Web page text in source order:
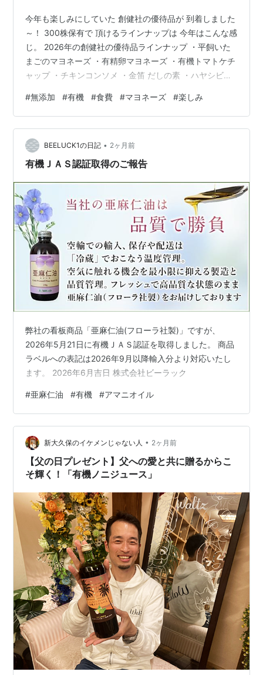
今年も楽しみにしていた 創健社の優待品が 到着しました
～！ 300株保有で 頂けるラインナップは 今年はこんな感
じ。 2026年の創健社の優待品ラインナップ ・平飼いた
まごのマヨネーズ ・有精卵マヨネーズ ・有機トマトケチ
ャップ ・チキンコンソメ ・金笛 だしの素 ・ハヤシビー
とまらーめん ・しそもみじ ・えごまドレッシング ・さ
ば缶 ・福神漬け ・揚げ小丸 ・コーンスナック 毎年少し
ずつ 顔ぶれが違いますがいろんなお品物が試せて とって
もお気に入りです。 今年はマヨや ケチャップが多めか
な？ しそもみじも おにぎりにちょうどいいしドレッシ…
#無添加 #有機 #食費 #マヨネーズ #楽しみ
BEELUCK1の日記 • 2ヶ月前
有機ＪＡＳ認証取得のご報告
弊社の看板商品「亜麻仁油(フローラ社製)」ですが、
2026年5月21日に有機ＪＡＳ認証を取得しました。 商品
ラベルへの表記は2026年9月以降輸入分より対応いたし
ます。 2026年6月吉日 株式会社ビーラック
#亜麻仁油 #有機 #アマニオイル
新大久保のイケメンじゃない人 • 2ヶ月前
【父の日プレゼント】父への愛と共に贈るからこ
そ輝く！「有機ノニジュース」